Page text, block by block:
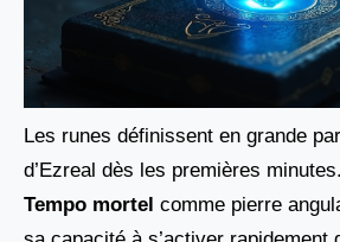
Les runes définissent en grande
d’Ezreal dès les premières
Tempo mortel comme pierre